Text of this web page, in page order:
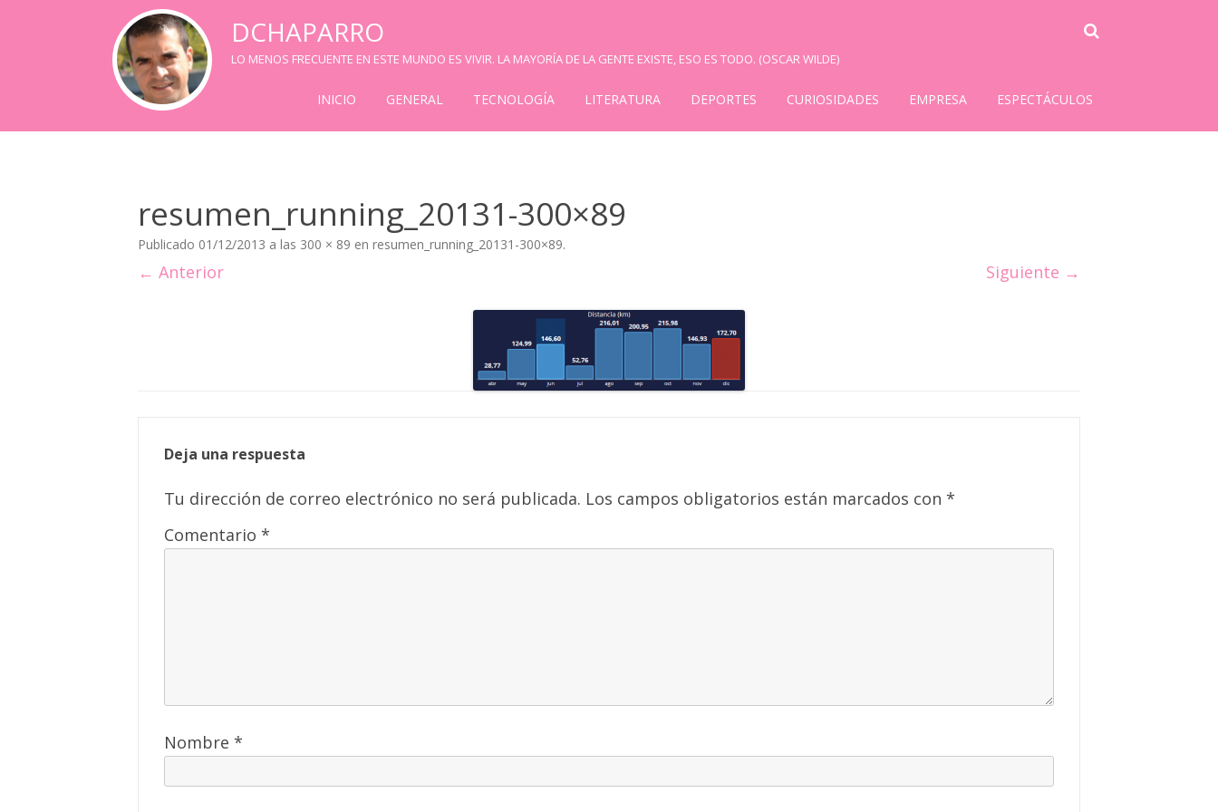
DCHAPARRO
LO MENOS FRECUENTE EN ESTE MUNDO ES VIVIR. LA MAYORÍA DE LA GENTE EXISTE, ESO ES TODO. (OSCAR WILDE)
INICIO GENERAL TECNOLOGÍA LITERATURA DEPORTES CURIOSIDADES EMPRESA ESPECTÁCULOS
resumen_running_20131-300×89
Publicado 01/12/2013 a las 300 × 89 en resumen_running_20131-300×89.
← Anterior Siguiente →
Deja una respuesta
Tu dirección de correo electrónico no será publicada. Los campos obligatorios están marcados con *
Comentario *
Nombre *